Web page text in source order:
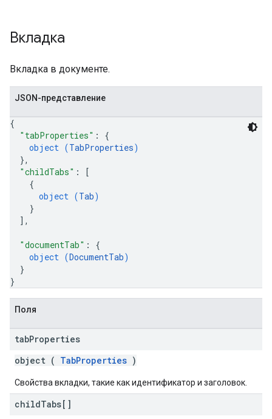
Вкладка
Вкладка в документе.
JSON-представление
{
"tabProperties" : {
object (TabProperties)
},
"childTabs" :
[
{
object (Tab)
}
] ,
"documentTab" : {
object (DocumentTab)
}
}
Поля
tabProperties
object ( TabProperties )
Свойства вкладки, такие как идентификатор и заголовок.
childTabs[]